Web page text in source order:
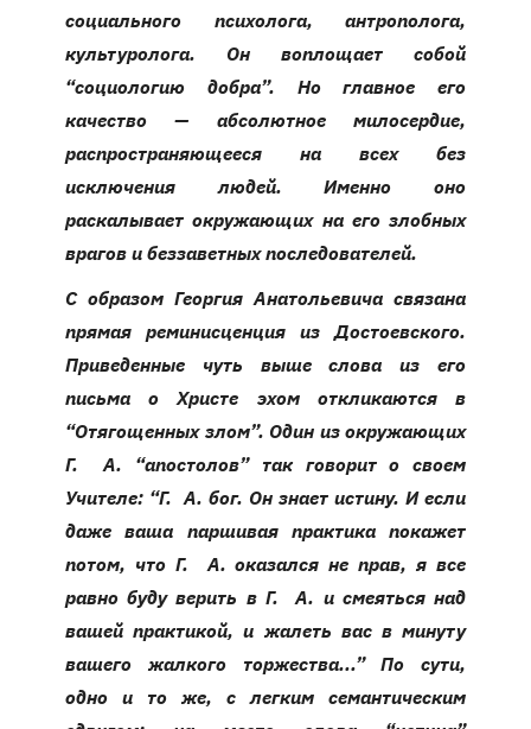
социального психолога, антрополога,
культуролога. Он воплощает собой
“социологию добра”. Но главное его
качество — абсолютное милосердие,
распространяющееся на всех без
исключения людей. Именно оно
раскалывает окружающих на его злобных
врагов и беззаветных последователей.
С образом Георгия Анатольевича связана
прямая реминисценция из Достоевского.
Приведенные чуть выше слова из его
письма о Христе эхом откликаются в
“Отягощенных злом”. Один из окружающих
Г. А. “апостолов” так говорит о своем
Учителе: “Г. А. бог. Он знает истину. И если
даже ваша паршивая практика покажет
потом, что Г. А. оказался не прав, я все
равно буду верить в Г. А. и смеяться над
вашей практикой, и жалеть вас в минуту
вашего жалкого торжества...” По сути,
одно и то же, с легким семантическим